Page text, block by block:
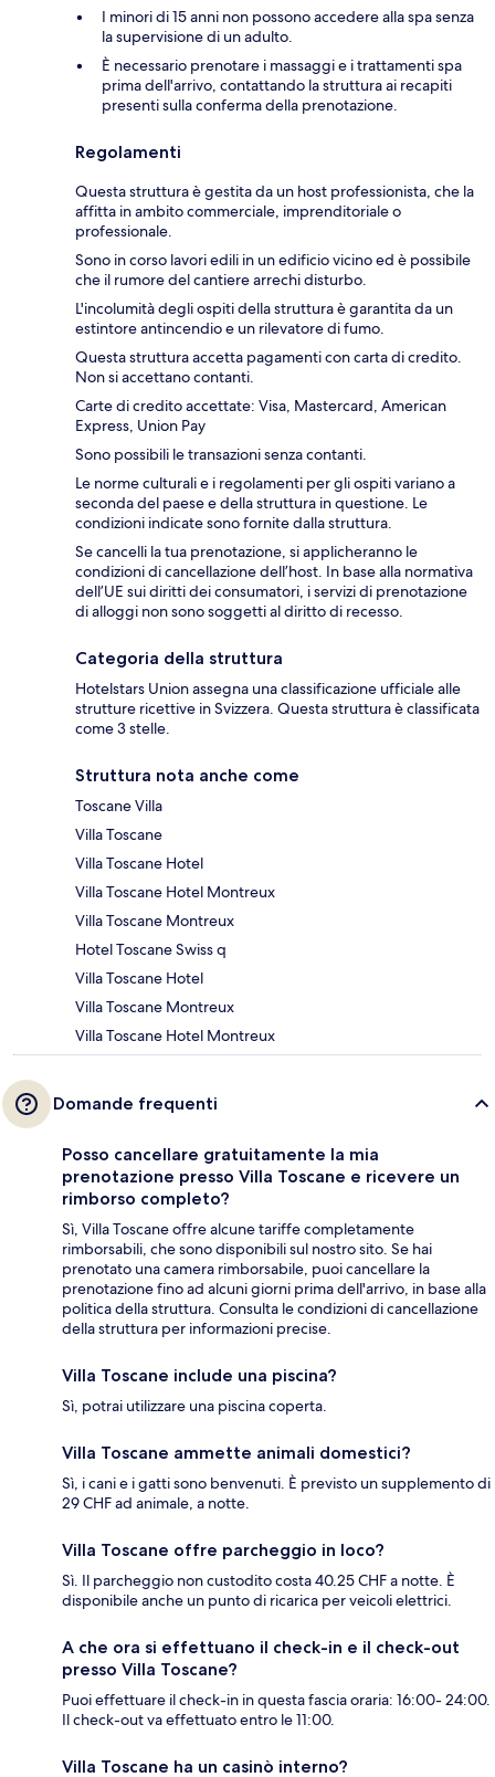
I minori di 15 anni non possono accedere alla spa senza
la supervisione di un adulto.
È necessario prenotare i massaggi e i trattamenti spa
prima dell'arrivo, contattando la struttura ai recapiti
presenti sulla conferma della prenotazione.
Regolamenti
Questa struttura è gestita da un host professionista, che la
affitta in ambito commerciale, imprenditoriale o
professionale.
Sono in corso lavori edili in un edificio vicino ed è possibile
che il rumore del cantiere arrechi disturbo.
L'incolumità degli ospiti della struttura è garantita da un
estintore antincendio e un rilevatore di fumo.
Questa struttura accetta pagamenti con carta di credito.
Non si accettano contanti.
Carte di credito accettate: Visa, Mastercard, American
Express, Union Pay
Sono possibili le transazioni senza contanti.
Le norme culturali e i regolamenti per gli ospiti variano a
seconda del paese e della struttura in questione. Le
condizioni indicate sono fornite dalla struttura.
Se cancelli la tua prenotazione, si applicheranno le
condizioni di cancellazione dell’host. In base alla normativa
dell’UE sui diritti dei consumatori, i servizi di prenotazione
di alloggi non sono soggetti al diritto di recesso.
Categoria della struttura
Hotelstars Union assegna una classificazione ufficiale alle
strutture ricettive in Svizzera. Questa struttura è classificata
come 3 stelle.
Struttura nota anche come
Toscane Villa
Villa Toscane
Villa Toscane Hotel
Villa Toscane Hotel Montreux
Villa Toscane Montreux
Hotel Toscane Swiss q
Villa Toscane Hotel
Villa Toscane Montreux
Villa Toscane Hotel Montreux
Domande frequenti
Posso cancellare gratuitamente la mia
prenotazione presso Villa Toscane e ricevere un
rimborso completo?
Sì, Villa Toscane offre alcune tariffe completamente
rimborsabili, che sono disponibili sul nostro sito. Se hai
prenotato una camera rimborsabile, puoi cancellare la
prenotazione fino ad alcuni giorni prima dell'arrivo, in base alla
politica della struttura. Consulta le condizioni di cancellazione
della struttura per informazioni precise.
Villa Toscane include una piscina?
Sì, potrai utilizzare una piscina coperta.
Villa Toscane ammette animali domestici?
Sì, i cani e i gatti sono benvenuti. È previsto un supplemento di
29 CHF ad animale, a notte.
Villa Toscane offre parcheggio in loco?
Sì. Il parcheggio non custodito costa 40.25 CHF a notte. È
disponibile anche un punto di ricarica per veicoli elettrici.
A che ora si effettuano il check-in e il check-out
presso Villa Toscane?
Puoi effettuare il check-in in questa fascia oraria: 16:00- 24:00.
Il check-out va effettuato entro le 11:00.
Villa Toscane ha un casinò interno?